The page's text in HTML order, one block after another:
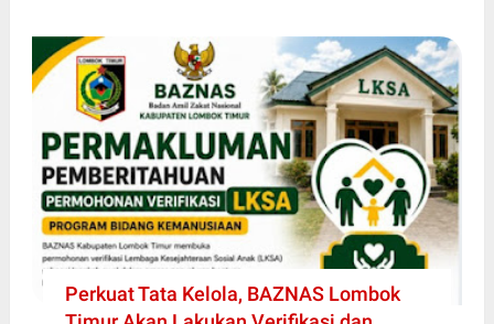
Perkuat Tata Kelola, BAZNAS Lombok